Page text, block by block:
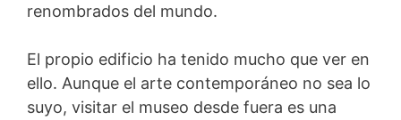
renombrados del mundo.
El propio edificio ha tenido mucho que ver en
ello. Aunque el arte contemporáneo no sea lo
suyo, visitar el museo desde fuera es una